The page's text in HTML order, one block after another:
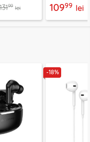
13199 lei 10999 lei
-18%